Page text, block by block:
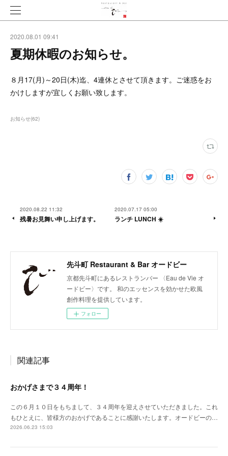
2020.08.01 09:41
夏期休暇のお知らせ。
８月17(月)～20日(木)迄、4連休とさせて頂きます。ご迷惑をお
かけしますが宜しくお願い致します。
お知らせ(62)
2020.08.22 11:32
残暑お見舞い申し上げます。
2020.07.17 05:00
ランチ LUNCH ☀️
先斗町 Restaurant & Bar オードビー
京都先斗町にあるレストランバー 〈Eau de Vie オ
ードビー〉です。 和のエッセンスを効かせた欧風
創作料理を提供しています。
フォロー
関連記事
おかげさまで３４周年！
この６月１０日をもちまして、３４周年を迎えさせていただきました。これ
もひとえに、皆様方のおかげであることに感謝いたします。オードビーの…
2026.06.23 15:03